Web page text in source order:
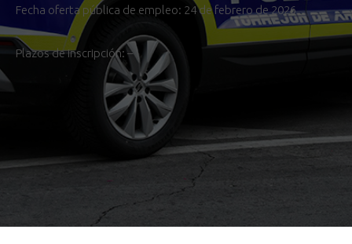
Fecha oferta pública de empleo: 24 de febrero de 2026
Plazos de inscripción: –